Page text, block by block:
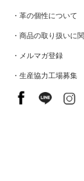
・革の個性について
・商品の取り扱いに
・メルマガ登録
・生産協力工場募集